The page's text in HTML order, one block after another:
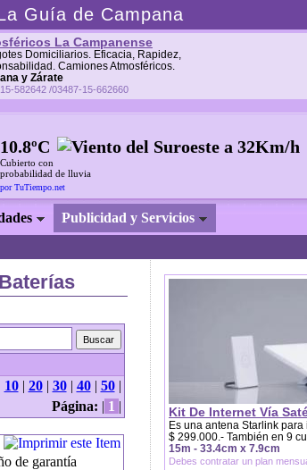
Guía de Campana
La Campanense
Domiciliarios. Eficacia, Rapidez,
Camiones Atmosféricos.
y Zárate
582642 /03487-15-662660
10.8ºC
Cubierto con
probabilidad de lluvia
por TuTiempo.net
Publicidad y Servicios
10| 20| 30| 40| 50|
Página: | 1 |
de garantía
Kit De Internet Vía
Es una antena Starlink
$ 299.000.- También en 9
15m - 33.4cm x 7.9cm
Debes contratar un plan